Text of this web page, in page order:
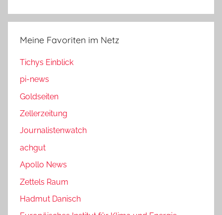
Meine Favoriten im Netz
Tichys Einblick
pi-news
Goldseiten
Zellerzeitung
Journalistenwatch
achgut
Apollo News
Zettels Raum
Hadmut Danisch